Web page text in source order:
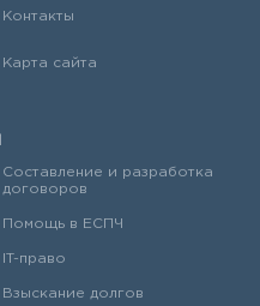
Контакты
Карта сайта
Составление и разработка
договоров
Помощь в ЕСПЧ
IT-право
Взыскание долгов